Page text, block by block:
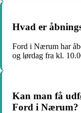
Hvad er
Ford i Nærum har
og lørdag fra kl.
Kan man få
Ford i Nærum?